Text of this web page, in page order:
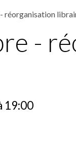
réorganisation
-
19:00